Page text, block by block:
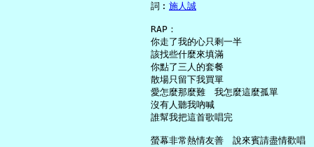
     詞︰
施人誠
     RAP：
     你走了我的心只剩一半
     該找些什麼來填滿
     你點了三人的套餐
     散場只留下我買單
     愛怎麼那麼難　我怎麼這麼孤單
     沒有人聽我吶喊
     誰幫我把這首歌唱完
     螢幕非常熱情友善　說來賓請盡情歡唱